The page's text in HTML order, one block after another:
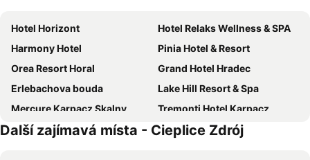
Hotel Horizont
Hotel Relaks Wellness & SPA
Harmony Hotel
Pinia Hotel & Resort
Orea Resort Horal
Grand Hotel Hradec
Erlebachova bouda
Lake Hill Resort & Spa
Mercure Karpacz Skalny
Tremonti Hotel Karpacz
Hotel Gołębiewski Karpacz
Radisson Hotel Szklarska Poręba
Další zajímavá místa - Cieplice Zdrój